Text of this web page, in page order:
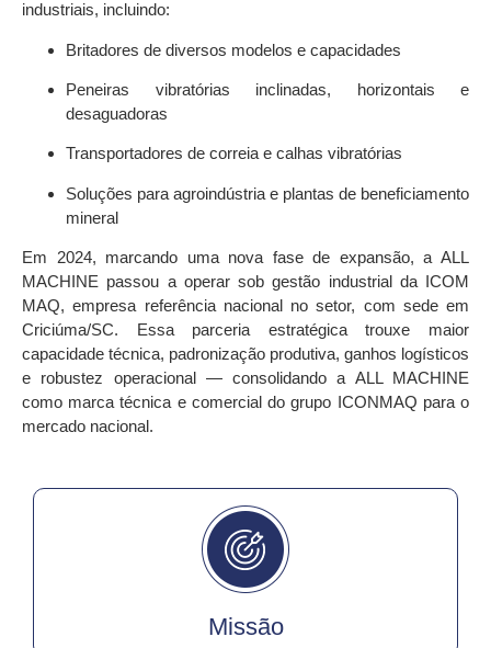
industriais, incluindo:
Britadores de diversos modelos e capacidades
Peneiras vibratórias inclinadas, horizontais e
desaguadoras
Transportadores de correia e calhas vibratórias
Soluções para agroindústria e plantas de beneficiamento
mineral
Em 2024, marcando uma nova fase de expansão, a ALL
MACHINE passou a operar sobgestão industrial da ICOM
MAQ, empresa referência nacional no setor, com sede em
Criciúma/SC. Essa parceria estratégica trouxe maior
capacidade técnica, padronização produtiva, ganhos logísticos
e robustez operacional — consolidando a ALL MACHINE
como marca técnica e comercial do grupo ICONMAQ para o
mercado nacional.
Missão